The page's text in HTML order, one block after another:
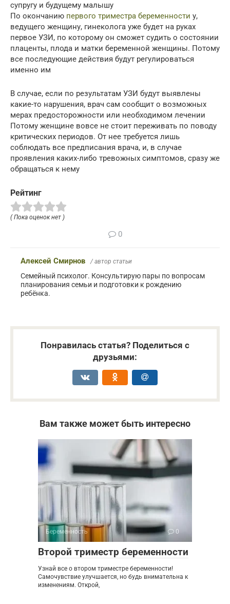
супругу и будущему малышу
По окончанию первого триместра беременности у,
ведущего женщину, гинеколога уже будет на руках
первое УЗИ, по которому он сможет судить о состоянии
плаценты, плода и матки беременной женщины. Потому
все последующие действия будут регулироваться
именно им
В случае, если по результатам УЗИ будут выявлены
какие-то нарушения, врач сам сообщит о возможных
мерах предосторожности или необходимом лечении
Потому женщине вовсе не стоит переживать по поводу
критических периодов. От нее требуется лишь
соблюдать все предписания врача, и, в случае
проявления каких-либо тревожных симптомов, сразу же
обращаться к нему
Рейтинг
( Пока оценок нет )
0
Алексей Смирнов / автор статьи
Семейный психолог. Консультирую пары по вопросам
планирования семьи и подготовки к рождению
ребёнка.
Понравилась статья? Поделиться с
друзьями:
Вам также может быть интересно
Беременность 0
Второй триместр беременности
Узнай все о втором триместре беременности!
Самочувствие улучшается, но будь внимательна к
изменениям. Открой,